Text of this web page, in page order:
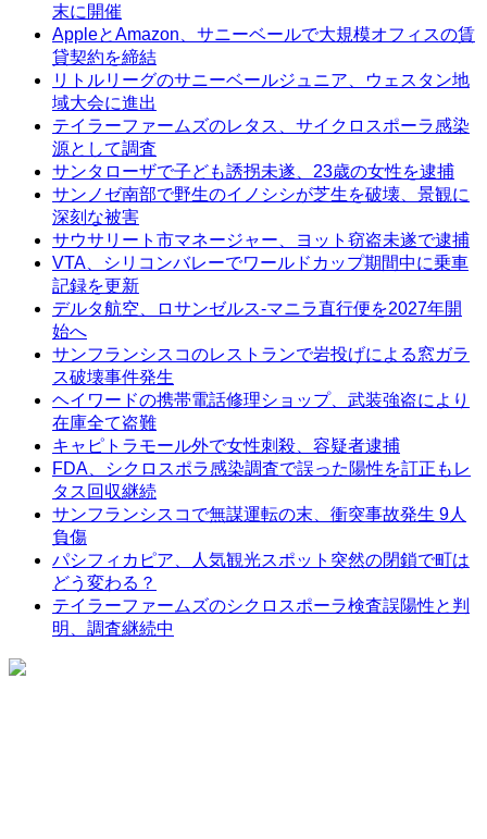
末に開催
AppleとAmazon、サニーベールで大規模オフィスの賃
貸契約を締結
リトルリーグのサニーベールジュニア、ウェスタン地
域大会に進出
テイラーファームズのレタス、サイクロスポーラ感染
源として調査
サンタローザで子ども誘拐未遂、23歳の女性を逮捕
サンノゼ南部で野生のイノシシが芝生を破壊、景観に
深刻な被害
サウサリート市マネージャー、ヨット窃盗未遂で逮捕
VTA、シリコンバレーでワールドカップ期間中に乗車
記録を更新
デルタ航空、ロサンゼルス-マニラ直行便を2027年開
始へ
サンフランシスコのレストランで岩投げによる窓ガラ
ス破壊事件発生
ヘイワードの携帯電話修理ショップ、武装強盗により
在庫全て盗難
キャピトラモール外で女性刺殺、容疑者逮捕
FDA、シクロスポラ感染調査で誤った陽性を訂正もレ
タス回収継続
サンフランシスコで無謀運転の末、衝突事故発生 9人
負傷
パシフィカピア、人気観光スポット突然の閉鎖で町は
どう変わる？
テイラーファームズのシクロスポーラ検査誤陽性と判
明、調査継続中